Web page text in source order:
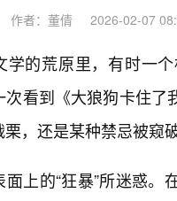
作者：董倩 2026-02-07
学的荒原里，有时一
次看到《大狼狗卡住
，还是某种禁忌被窥
面上的“狂暴”所迷惑